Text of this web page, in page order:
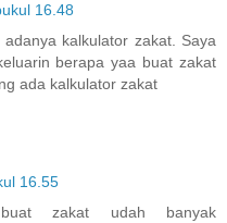
16.48
kalkulator zakat. Saya
berapa yaa buat zakat
ada kalkulator zakat
16.55
buat zakat udah banyak